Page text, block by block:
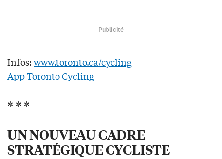
Publicité
Infos:www.toronto.ca/cycling
App Toronto Cycling
* * *
UN NOUVEAU CADRE
STRATÉGIQUE CYCLISTE